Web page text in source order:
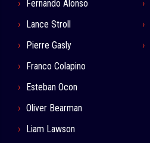
Fernando Alonso
Lance Stroll
Pierre Gasly
Franco Colapino
Esteban Ocon
Oliver Bearman
Liam Lawson